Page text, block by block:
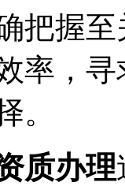
把握
率，
。
质办理